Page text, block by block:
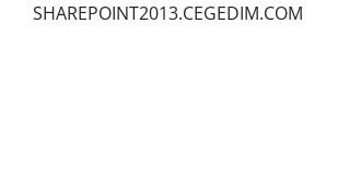
SHAREPOINT2013.CEGEDIM.COM